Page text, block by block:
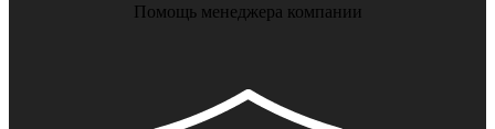
Помощь менеджера компании